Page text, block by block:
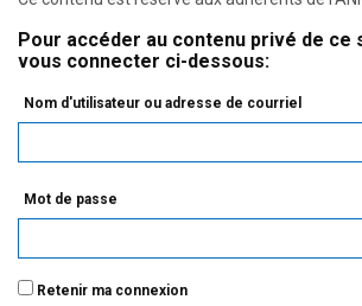
Pour accéder au contenu privé de ce
vous connecter ci-dessous:
Nom d'utilisateur ou adresse de courriel
Mot de passe
Retenir ma connexion